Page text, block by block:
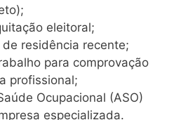
eleitoral;
residência recente;
para comprovação
profissional;
Ocupacional (ASO)
especializada.